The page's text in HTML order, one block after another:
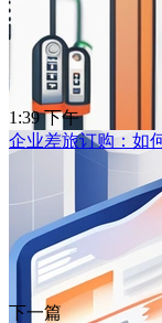
1:39 下午
企业差旅订购：如
下一篇